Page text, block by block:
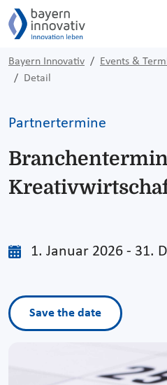
Bayern Innovativ Events &
Detail
Partnertermine
1. Januar 2026 - 31.
Save the date